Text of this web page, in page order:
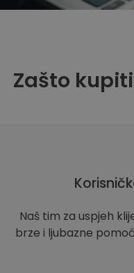
Zašto
Naš tim za uspjeh
brze i ljubazne